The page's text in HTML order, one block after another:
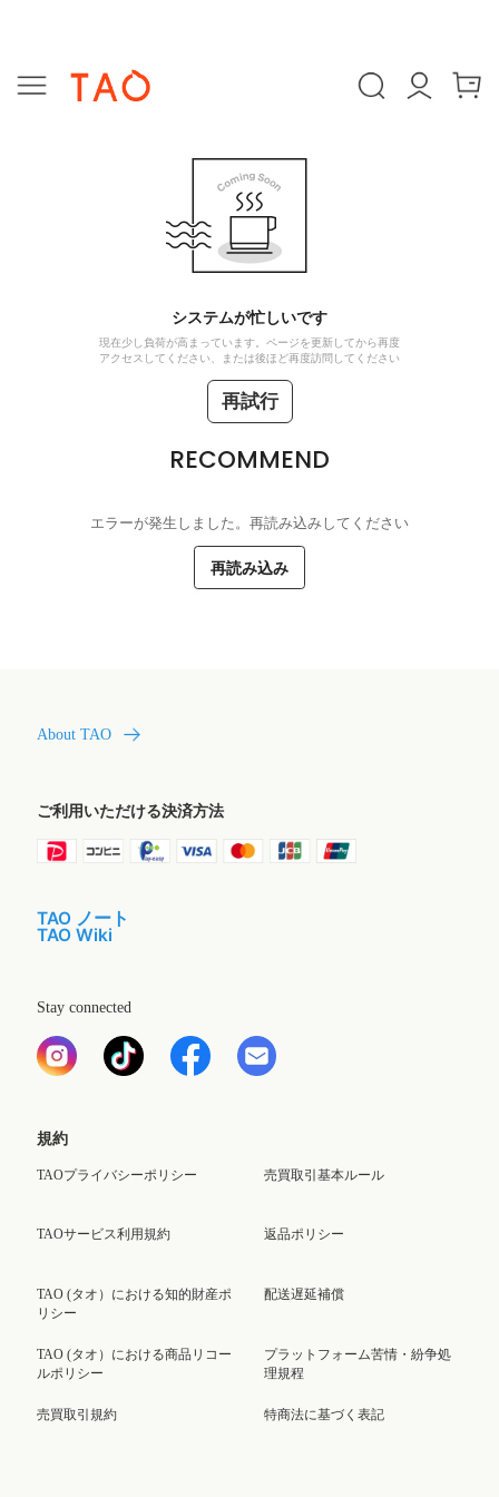
システムが忙しいです
現在少し負荷が高まっています。ページを更新してから再度
アクセスしてください、または後ほど再度訪問してください
再試行
RECOMMEND
エラーが発生しました。再読み込みしてください
再読み込み
About TAO
ご利用いただける決済方法
TAO ノート
TAO Wiki
Stay connected
規約
TAOプライバシーポリシー
TAOサービス利用規約
TAO (タオ）における知的財産ポ
リシー
TAO (タオ）における商品リコー
ルポリシー
売買取引規約
売買取引基本ルール
返品ポリシー
配送遅延補償
プラットフォーム苦情・紛争処
理規程
特商法に基づく表記